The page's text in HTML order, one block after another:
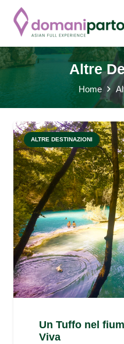
Altre
Home
ALTRE DESTINAZIONI
Un Tuffo nel
Viva